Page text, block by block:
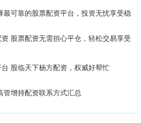
最可靠的股票配资平台，投资无忧享受稳
股票配资无需担心平仓，轻松交易享受
股临天下杨方配资，权威好帮忙
管增持配资联系方式汇总